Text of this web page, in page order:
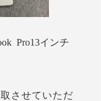
Pro13インチ
させていただ